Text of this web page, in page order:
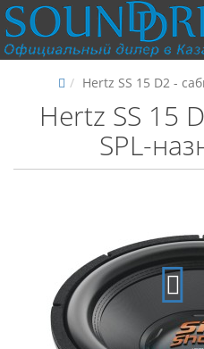
Hertz SS 15 D2 -
Hertz SS 15
SPL-